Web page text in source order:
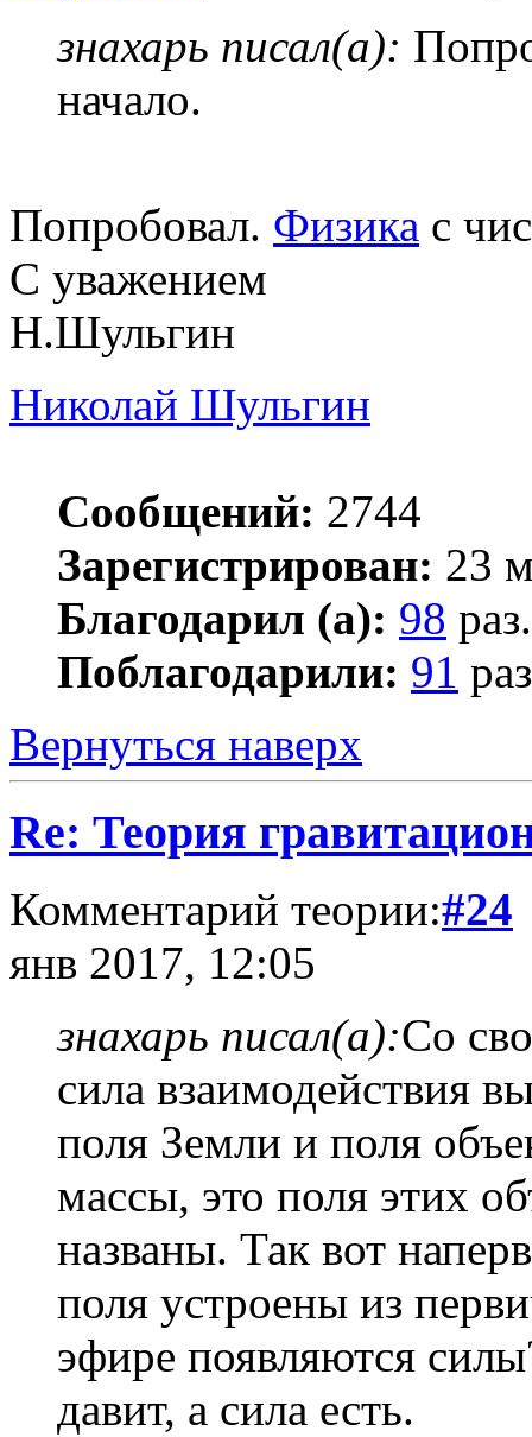
знахарь писал(а):
начало.
Попробовал. Физика с
С уважением
Н.Шульгин
Николай Шульгин
Сообщений: 2744
Зарегистрирован: 23
Благодарил (а): 98 раз.
Поблагодарили: 91
Вернуться наверх
Re: Теория
Комментарий теории:#24
янв 2017, 12:05
знахарь писал(а):Со
сила взаимодействия
поля Земли и поля
массы, это поля этих
названы. Так вот
поля устроены из
эфире появляются
давит, а сила есть.